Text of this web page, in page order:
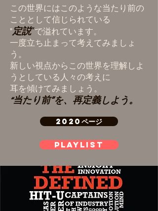
この世界にはこのような当たり前の
こととして信じられている
"定説”で溢れています。
一度立ち止まって考えてみましょ
う。
新しい視点からこの世界を理解しよ
うとしている人々の考えに
耳を傾けてみましょう。
“当たり前”を、再定義しよう。
2020ページ
PLAYLIST